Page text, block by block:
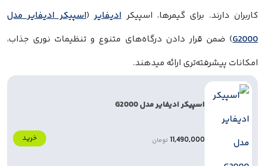
کاربران دارند. برای گیمرها، اسپیکرادیفایر(اسپیکر ادیفایر مدل
G2000) ضمن قرار دادن درگاه‌های متنوع و تنظیمات نوری جذاب،
امکانات پیشرفته‌تری ارائه میدهند.
اسپیکر ادیفایر مدل G2000
11,490,000 تومان خرید